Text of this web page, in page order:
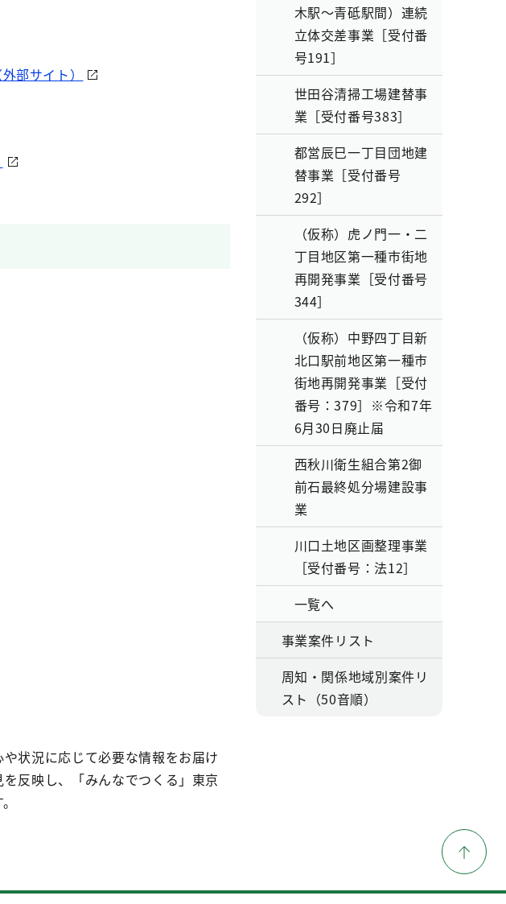
部サイト）
状況に応じて必要な情報をお届け
反映し、「みんなでつくる」東京
木駅～青砥駅間）連続
立体交差事業［受付番
号191］
世田谷清掃工場建替事
業［受付番号383］
都営辰巳一丁目団地建
替事業［受付番号
292］
（仮称）虎ノ門一・二
丁目地区第一種市街地
再開発事業［受付番号
344］
（仮称）中野四丁目新
北口駅前地区第一種市
街地再開発事業［受付
番号：379］※令和7年
6月30日廃止届
西秋川衛生組合第2御
前石最終処分場建設事
業
川口土地区画整理事業
［受付番号：法12］
一覧へ
事業案件リスト
周知・関係地域別案件リ
スト（50音順）